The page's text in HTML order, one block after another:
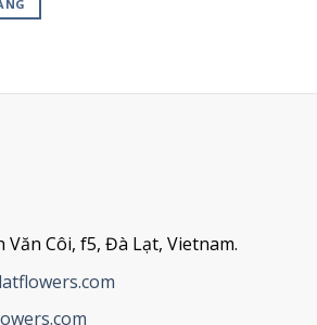
Côi, f5, Đà Lạt, Vietnam.